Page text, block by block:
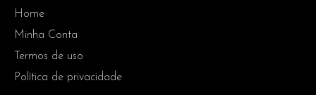
Home
Minha Conta
Termos de uso
Política de privacidade